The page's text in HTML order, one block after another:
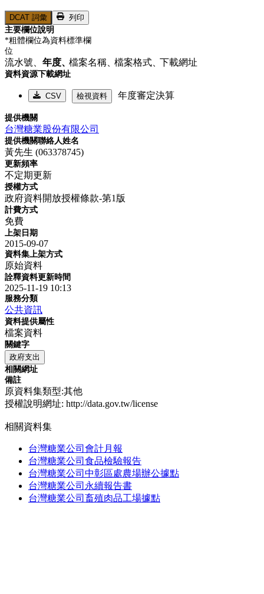
DCAT 詞彙
列印
主要欄位說明
*粗體欄位為資料標準欄
位
流水號、 年度、檔案名稱、檔案格式、下載網址
資料資源下載網址
CSV 檢視資料 年度審定決算
提供機關
台灣糖業股份有限公司
提供機關聯絡人姓名
黃先生 (063378745)
更新頻率
不定期更新
授權方式
政府資料開放授權條款-第1版
計費方式
免費
上架日期
2015-09-07
資料集上架方式
原始資料
詮釋資料更新時間
2025-11-19 10:13
服務分類
公共資訊
資料提供屬性
檔案資料
關鍵字
政府支出
相關網址
備註
原資料集類型:其他
授權說明網址: http://data.gov.tw/license
相關資料集
台灣糖業公司會計月報
台灣糖業公司食品檢驗報告
台灣糖業公司中彰區處農場辦公據點
台灣糖業公司永續報告書
台灣糖業公司畜殖肉品工場據點